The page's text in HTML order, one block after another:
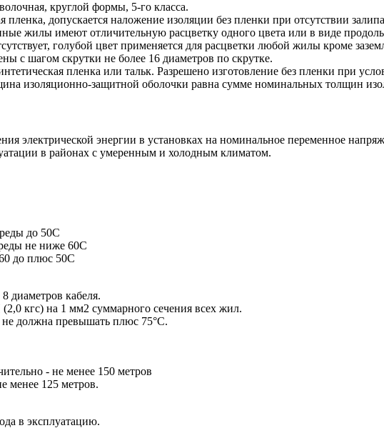
круглой формы, 5-го класса.
допускается наложение изоляции без пленки при отсутствии
жилы имеют отличительную расцветку одного цвета или в виде
голубой цвет применяется для расцветки любой жилы кроме
с шагом скрутки не более 16 диаметров по скрутке.
пленка или тальк. Разрешено изготовление без пленки при
изоляционно-защитной оболочки равна сумме номинальных толщин
электрической энергии в установках на номинальное переменное
в районах с умеренным и холодным климатом.
до 50С
не ниже 60С
до плюс 50С
диаметров кабеля.
кгс) на 1 мм2 суммарного сечения всех жил.
не должна превышать плюс 75°С.
- не менее 150 метров
менее 125 метров.
в эксплуатацию.